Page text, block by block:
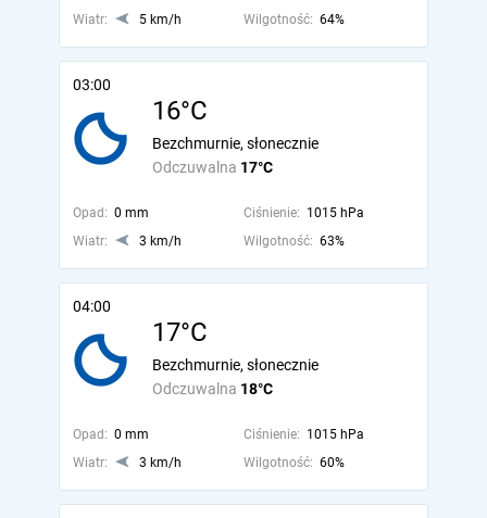
Wiatr:
5 km/h Wilgotność: 64%
03:00
16°C
Odczuwalna 17°C
Bezchmurnie, słonecznie
Opad: 0 mm Ciśnienie: 1015 hPa
Wiatr:
3 km/h Wilgotność: 63%
04:00
17°C
Odczuwalna 18°C
Bezchmurnie, słonecznie
Opad: 0 mm Ciśnienie: 1015 hPa
Wiatr:
3 km/h Wilgotność: 60%